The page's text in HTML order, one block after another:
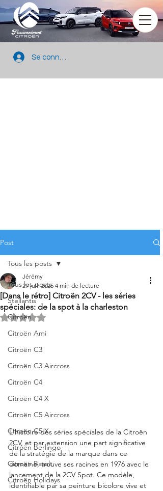
Se connecter
Post
Tous les posts
Stellantis
Citroën
Citroën Ami
Citroën C3
Citroën C3 Aircross
Citroën C4
Citroën C4 X
Citroën C5 Aircross
Citroën C5 X
Citroën Berlingo
Citroën Basalt
Citroën Holidays
Tous les posts
[Dans le rétro] Citroën 2CV - les séries
spéciales: de la spot à la charleston
Jérémy
29 juil. 2025 4 min de lecture
Noté NaN étoiles sur 5.
L'histoire des séries spéciales de la Citroën
2CV, et par extension une part significative
de la stratégie de la marque dans ce
domaine, trouve ses racines en 1976 avec le
lancement de la 2CV Spot. Ce modèle,
identifiable par sa peinture bicolore vive et